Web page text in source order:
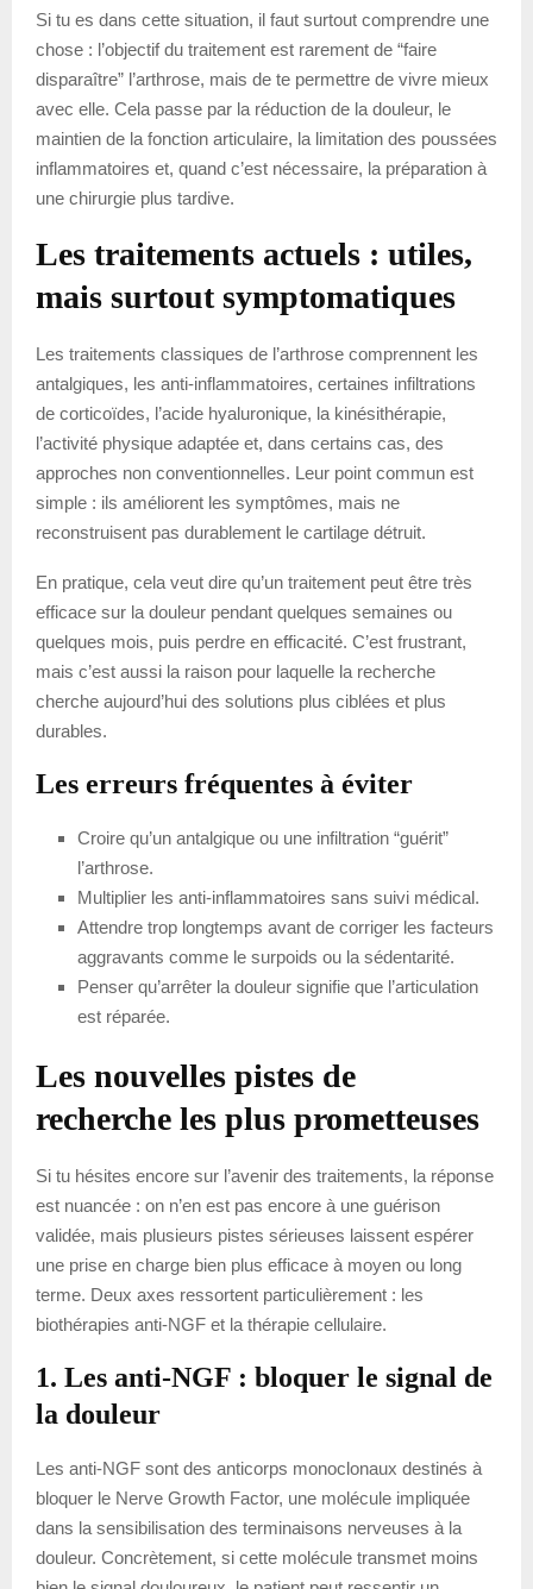
Si tu es dans cette situation, il faut surtout comprendre une
chose : l’objectif du traitement est rarement de “faire
disparaître” l’arthrose, mais de te permettre de vivre mieux
avec elle. Cela passe par la réduction de la douleur, le
maintien de la fonction articulaire, la limitation des poussées
inflammatoires et, quand c’est nécessaire, la préparation à
une chirurgie plus tardive.
Les traitements actuels : utiles,
mais surtout symptomatiques
Les traitements classiques de l’arthrose comprennent les
antalgiques, les anti-inflammatoires, certaines infiltrations
de corticoïdes, l’acide hyaluronique, la kinésithérapie,
l’activité physique adaptée et, dans certains cas, des
approches non conventionnelles. Leur point commun est
simple : ils améliorent les symptômes, mais ne
reconstruisent pas durablement le cartilage détruit.
En pratique, cela veut dire qu’un traitement peut être très
efficace sur la douleur pendant quelques semaines ou
quelques mois, puis perdre en efficacité. C’est frustrant,
mais c’est aussi la raison pour laquelle la recherche
cherche aujourd’hui des solutions plus ciblées et plus
durables.
Les erreurs fréquentes à éviter
Croire qu’un antalgique ou une infiltration “guérit”
l’arthrose.
Multiplier les anti-inflammatoires sans suivi médical.
Attendre trop longtemps avant de corriger les facteurs
aggravants comme le surpoids ou la sédentarité.
Penser qu’arrêter la douleur signifie que l’articulation
est réparée.
Les nouvelles pistes de
recherche les plus prometteuses
Si tu hésites encore sur l’avenir des traitements, la réponse
est nuancée : on n’en est pas encore à une guérison
validée, mais plusieurs pistes sérieuses laissent espérer
une prise en charge bien plus efficace à moyen ou long
terme. Deux axes ressortent particulièrement : les
biothérapies anti-NGF et la thérapie cellulaire.
1. Les anti-NGF : bloquer le signal de
la douleur
Les anti-NGF sont des anticorps monoclonaux destinés à
bloquer le Nerve Growth Factor, une molécule impliquée
dans la sensibilisation des terminaisons nerveuses à la
douleur. Concrètement, si cette molécule transmet moins